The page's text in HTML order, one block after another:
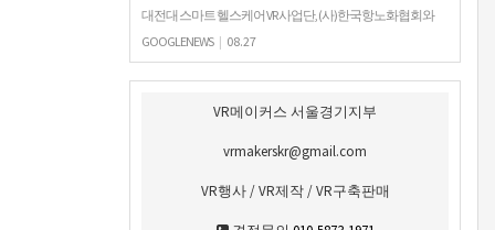
대전대 스마트 헬스케어 VR 사업단, (사)한국항노화협회와
MOU 체결 로컬투데이[로컬투데이=대전] 주영욱기자/ 대전
대학교(총장 이종서) 스마트 헬스케어 VR 사업단(단장 안택
원 교수)이 27일 경남 산청군에 위치…
GOOGLENEWS | 08.27
VR메이커스 서울경기지부
vrmakerskr@gmail.com
VR행사 / VR제작 / VR구축판매